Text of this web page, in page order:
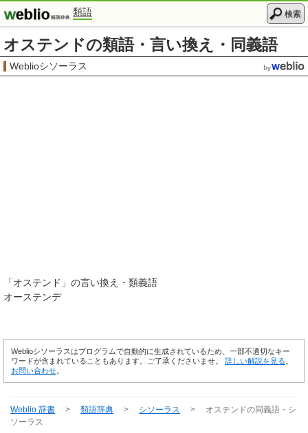
類語 検索
オステンドの類語・言い換え・同義語
Weblioシソーラス
「オステンド 」の言い換え・類義語
オーステンデ
Weblioシソーラスはプログラムで自動的に生成されているため、一部不適切なキー
ワードが含まれていることもあります。ご了承くださいませ。 詳しい解説を見る
お問い合わせ
Weblio 辞書 > 類語辞典 > シソーラス > オステンドの同義語・シ
ソーラス